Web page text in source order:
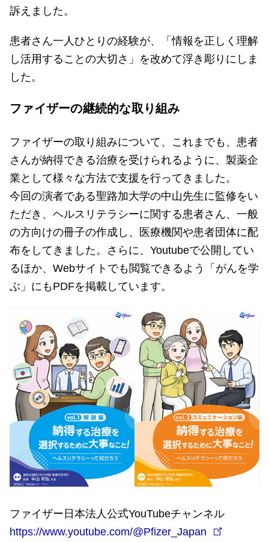
訴えました。
患者さん一人ひとりの経験が、「情報を正しく理解
し活用することの大切さ」を改めて浮き彫りにしま
した。
ファイザーの継続的な取り組み
ファイザーの取り組みについて、これまでも、患者
さんが納得できる治療を受けられるように、製薬企
業として様々な方法で支援を行ってきました。
今回の演者である聖路加大学の中山先生に監修をい
ただき、ヘルスリテラシーに関する患者さん、一般
の方向けの冊子の作成し、医療機関や患者団体に配
布をしてきました。さらに、Youtubeで公開してい
るほか、Webサイトでも閲覧できるよう「がんを学
ぶ」にもPDFを掲載しています。
ファイザー日本法人公式YouTubeチャンネル
https://www.youtube.com/@Pfizer_Japan